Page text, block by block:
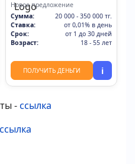
Новое предложение
Сумма:
20 000 - 350 000 тг.
Ставка:
от 0,01% в день
Срок:
от 1 до 30 дней
Возраст:
18 - 55 лет
ПОЛУЧИТЬ ДЕНЬГИ i
-ссылка
ссылка